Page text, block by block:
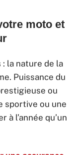
moto et
: la nature de la
Puissance du
ou
sportive ou une
l’année qu’un